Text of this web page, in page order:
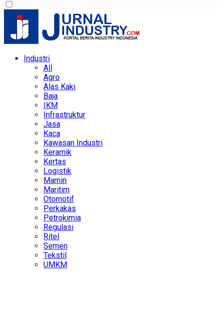
Industri
All
Agro
Alas Kaki
Baja
IKM
Infrastruktur
Jasa
Kaca
Kawasan Industri
Keramik
Kertas
Logistik
Mamin
Maritim
Otomotif
Perkakas
Petrokimia
Regulasi
Ritel
Semen
Tekstil
UMKM